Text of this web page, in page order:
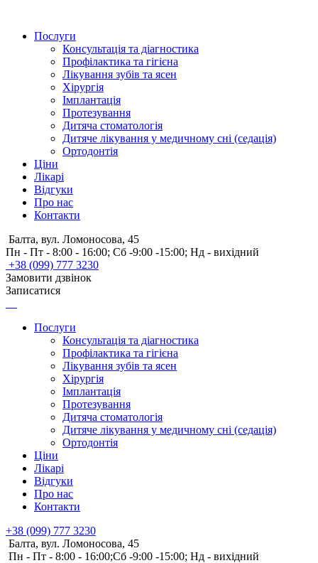
Послуги
Консультація та діагностика
Профілактика та гігієна
Лікування зубів та ясен
Хірургія
Імплантація
Протезування
Дитяча стоматологія
Дитяче лікування у медичному сні (седація)
Ортодонтія
Ціни
Лікарі
Відгуки
Про нас
Контакти
Балта, вул. Ломоносова, 45
Пн - Пт - 8:00 - 16:00; Сб -9:00 -15:00; Нд - вихідний
+38 (099) 777 3230
Замовити дзвінок
Записатися
Послуги
Консультація та діагностика
Профілактика та гігієна
Лікування зубів та ясен
Хірургія
Імплантація
Протезування
Дитяча стоматологія
Дитяче лікування у медичному сні (седація)
Ортодонтія
Ціни
Лікарі
Відгуки
Про нас
Контакти
+38 (099) 777 3230
Балта, вул. Ломоносова, 45
Пн - Пт - 8:00 - 16:00;Сб -9:00 -15:00; Нд - вихідний